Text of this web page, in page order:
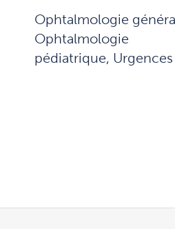
Ophtalmologie
Ophtalmologie
pédiatrique, Urgences